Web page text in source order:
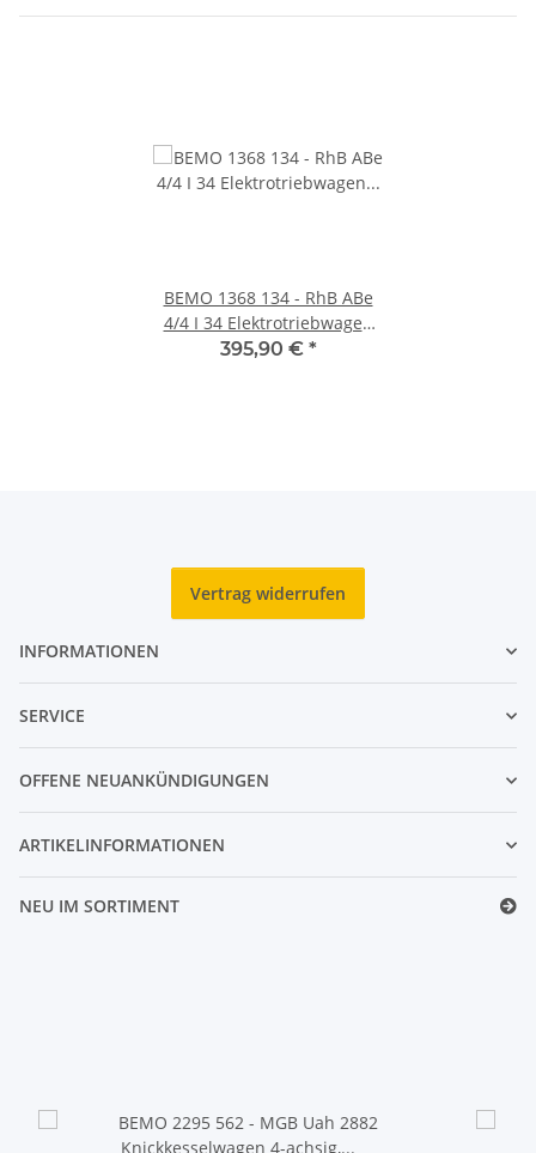
BEMO 1368 134 - RhB ABe
4/4 I 34 Elektrotriebwagen
Berninabahn 1./2. Klasse,
395,90 € *
Vertrag widerrufen
INFORMATIONEN
SERVICE
OFFENE NEUANKÜNDIGUNGEN
ARTIKELINFORMATIONEN
NEU IM SORTIMENT